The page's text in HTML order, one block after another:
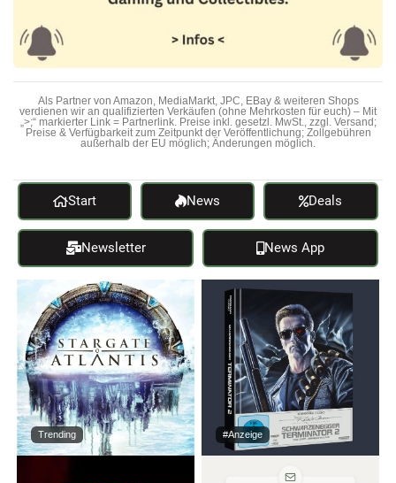
Als Partner von Amazon, MediaMarkt, JPC, EBay & weiteren Shops
verdienen wir an qualifizierten Verkäufen (ohne Mehrkosten für euch) – Mit
„>;“ markierter Link = Partnerlink. Preise inkl. gesetzl. MwSt., zzgl. Versand;
Preise & Verfügbarkeit zum Zeitpunkt der Veröffentlichung; Zollgebühren
außerhalb der EU möglich; Änderungen möglich.
Start News Deals
Newsletter News App
Trending #Anzeige